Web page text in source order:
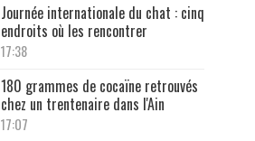
Journée internationale du chat : cinq
endroits où les rencontrer
17:38
180 grammes de cocaïne retrouvés
chez un trentenaire dans l'Ain
17:07